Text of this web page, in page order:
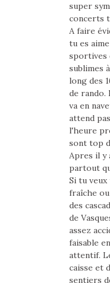
super
concerts
A faire
tu es
sportives
sublimes
long des
de
va en
attend
l'heure
sont top
Apres il y
partout
Si tu
fraîche
des
de
assez
faisable
attentif.
caisse et
sentiers